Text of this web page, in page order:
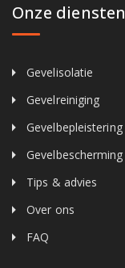
Onze diensten
Gevelisolatie
Gevelreiniging
Gevelbepleistering
Gevelbescherming
Tips & advies
Over ons
FAQ